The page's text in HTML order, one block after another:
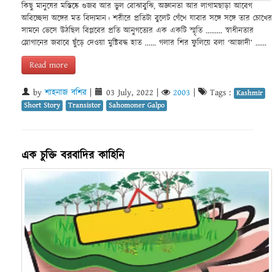
কিছু মানুষের মস্তিষ্কে গুজব আর ভুল বোঝাবুঝি, অজ্ঞানতা আর লাগামছাড়া আবেগ
অবিচ্ছেদ্য অঙ্গের মত বিদ্যমান। শরীরে প্রতিটা বুলেট গেঁথে যাবার সঙ্গে সঙ্গে তার চোখের
সামনে ভেসে উঠছিল বিপ্লবের প্রতি আনুগত্যের এক একটি স্মৃতি ......... স্বাধীনতার
স্লোগানের জবাবে ছুঁড়ে দেওয়া মুষ্টিবদ্ধ হাত ...... গলার শির ফুলিয়ে বলা ‘আজাদী’ ......
Read more
byশাহনাজ বশির| 03 July, 2022 2003 Tags : Kashmir
Short Story
Transistor Sahomoner Galpo
এক চুক্তি বরবাদির কাহিনি